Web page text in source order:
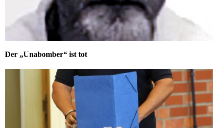
Der „Unabomber“ ist tot